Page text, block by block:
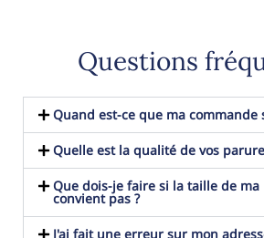
Questions
Quand est-ce que ma commande
Quelle est la qualité de vos
Que dois-je faire si la taille de
convient pas ?
J'ai fait une erreur sur mon